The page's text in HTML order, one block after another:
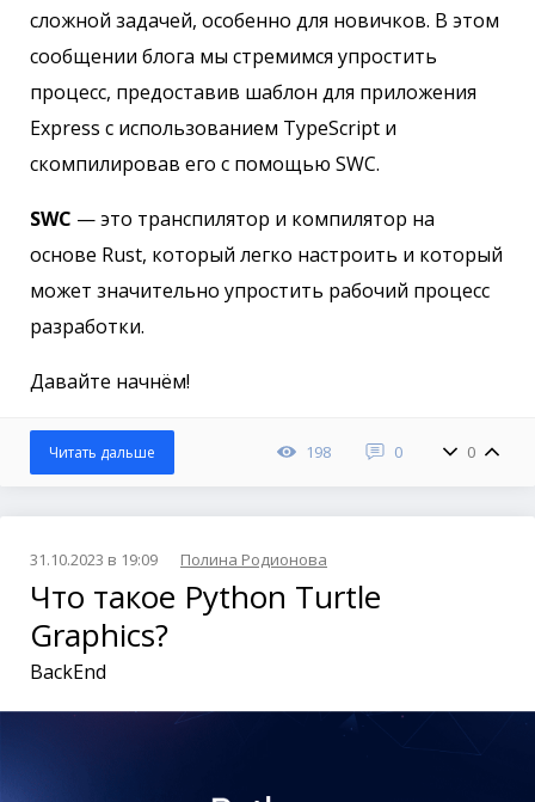
сложной задачей, особенно для новичков. В этом
сообщении блога мы стремимся упростить
процесс, предоставив шаблон для приложения
Express с использованием TypeScript и
скомпилировав его с помощью SWC.
SWC — это транспилятор и компилятор на
основе Rust, который легко настроить и который
может значительно упростить рабочий процесс
разработки.
Давайте начнём!
198 0 0
Читать дальше
31.10.2023 в 19:09 Полина Родионова
Что такое Python Turtle
Graphics?
BackEnd